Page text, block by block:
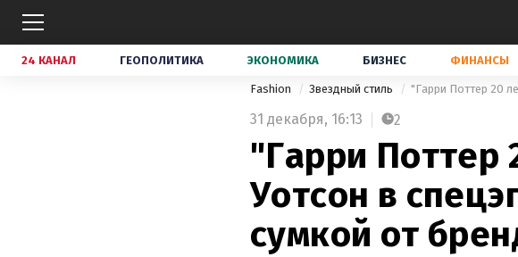
24 КАНАЛ ГЕОПОЛИТИКА ЭКОНОМИКА БИЗНЕС ФИНАНСЫ
Fashion Звездный стиль "Гарри Поттер 20
31 декабря, 16:13 2
"Гарри Поттер
Уотсон в
сумкой от